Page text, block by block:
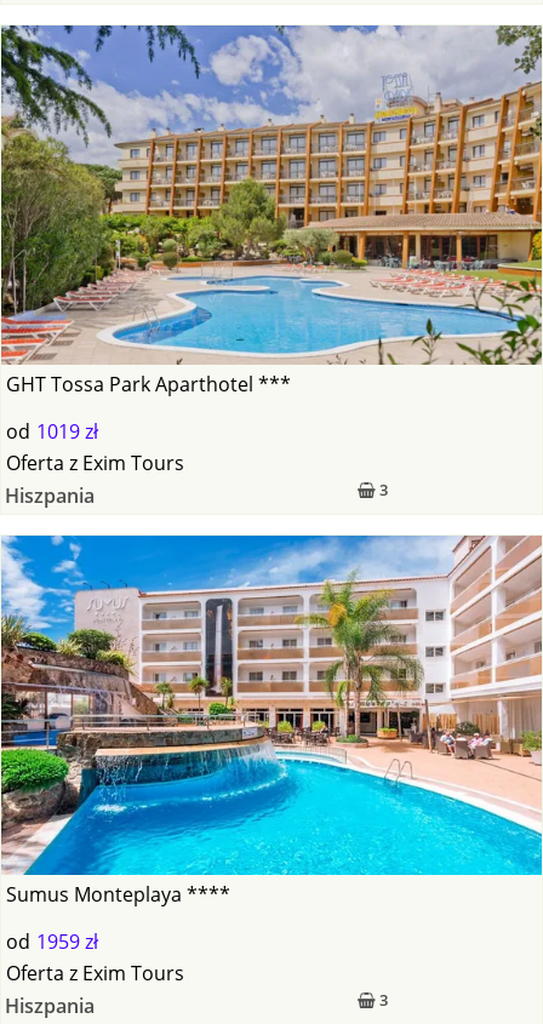
GHT Tossa Park Aparthotel ***
od 1019 zł
3
Oferta z Exim Tours
Hiszpania
Sumus Monteplaya ****
od 1959 zł
3
Oferta z Exim Tours
Hiszpania